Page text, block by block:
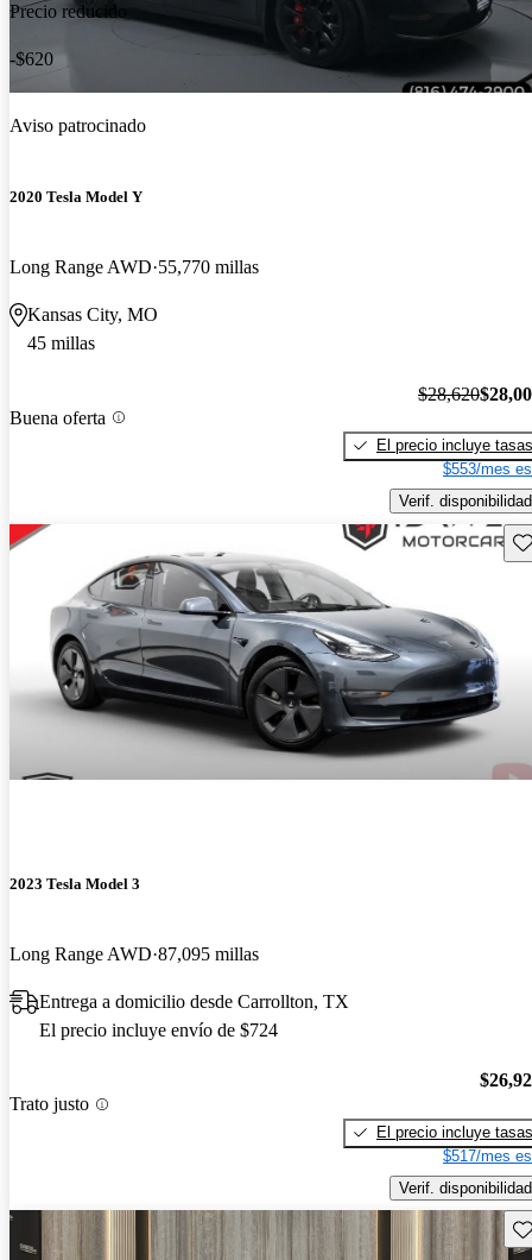
Precio reducido
-$620
Aviso patrocinado
2020 Tesla Model Y
Long Range AWD 55,770 millas
Kansas City, MO
45 millas
Buena oferta
$28,620
El precio incluye tasas
$553/mes
Verif. disponibilidad
2023 Tesla Model 3
Long Range AWD 87,095 millas
Entrega a domicilio desde Carrollton, TX
El precio incluye envío de $724
Trato justo
El precio incluye tasas
$517/mes
Verif. disponibilidad